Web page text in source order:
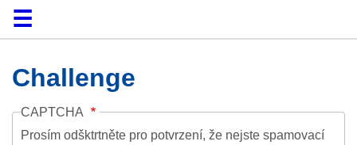
DomůKolekce
Prohlížení
Vyhledávání
O platformě
Nápověda
KontaktDigitalia
Challenge
CAPTCHA
Prosím odšktrtněte pro potvrzení, že nejste spamovací